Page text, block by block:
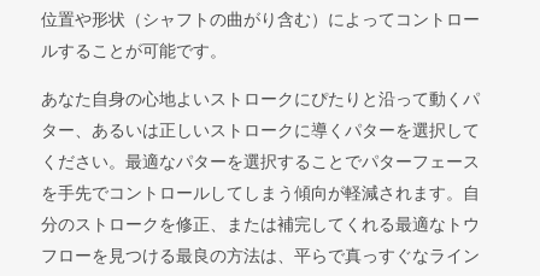
位置や形状（シャフトの曲がり含む）によってコントロー
ルすることが可能です。
あなた自身の心地よいストロークにぴたりと沿って動くパ
ター、あるいは正しいストロークに導くパターを選択して
ください。最適なパターを選択することでパターフェース
を手先でコントロールしてしまう傾向が軽減されます。自
分のストロークを修正、または補完してくれる最適なトウ
フローを見つける最良の方法は、平らで真っすぐなライン